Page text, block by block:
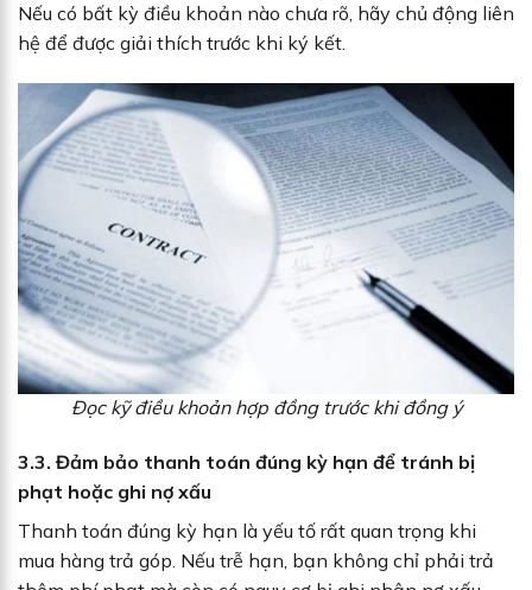
Nếu có bất kỳ điều khoản nào chưa rõ, hãy chủ động liên
hệ để được giải thích trước khi ký kết.
Đọc kỹ điều khoản hợp đồng trước khi đồng ý
3.3. Đảm bảo thanh toán đúng kỳ hạn để tránh bị
phạt hoặc ghi nợ xấu
Thanh toán đúng kỳ hạn là yếu tố rất quan trọng khi
mua hàng trả góp. Nếu trễ hạn, bạn không chỉ phải trả